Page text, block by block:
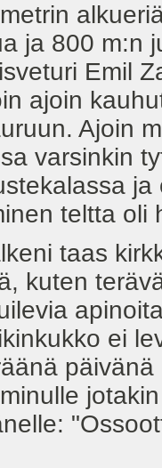
ja 800 m:n
Emil
ajoin
Ajoin
varsinkin
teltta oli
taas
kuten
ei